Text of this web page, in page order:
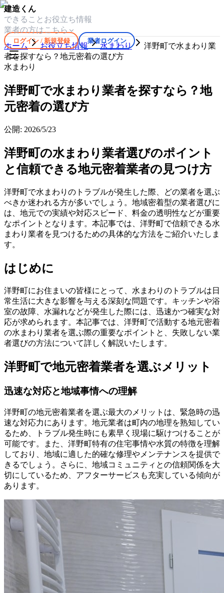
建造くん
できること お役立ち情報
業者の方はこちら
ログイン / 新規登録 業者ログイン
ホーム お役立ち情報 水まわり
洋野町で水まわり業
者を探すなら？地元密着の選び方
水まわり
洋野町で水まわり業者を探すなら？地
元密着の選び方
公開: 2026/5/23
洋野町の水まわり業者選びのポイント
と信頼できる地元密着業者の見つけ方
洋野町で水まわりのトラブルが発生した際、どの業者を選ぶ
べきか迷われる方が多いでしょう。地域密着型の業者選びに
は、地元での実績や対応スピード、料金の透明性などが重要
なポイントとなります。本記事では、洋野町で信頼できる水
まわり業者を見つけるための具体的な方法をご紹介いたしま
す。
はじめに
洋野町にお住まいの皆様にとって、水まわりのトラブルは日
常生活に大きな影響を与える深刻な問題です。キッチンや浴
室の故障、水漏れなどが発生した際には、迅速かつ確実な対
応が求められます。本記事では、洋野町で活動する地元密着
の水まわり業者を選ぶ際の重要なポイントと、失敗しない業
者選びの方法について詳しく解説いたします。
洋野町で地元密着業者を選ぶメリット
迅速な対応と地域事情への理解
洋野町の地元密着業者を選ぶ最大のメリットは、緊急時の迅
速な対応力にあります。地元業者は町内の地理を熟知してい
るため、トラブル発生時にも素早く現場に駆けつけることが
可能です。また、洋野町特有の住宅事情や水質の特徴を理解
しており、地域に適した的確な修理やメンテナンスを提供で
きるでしょう。さらに、地域コミュニティとの信頼関係を大
切にしているため、アフターサービスも充実している傾向が
あります。